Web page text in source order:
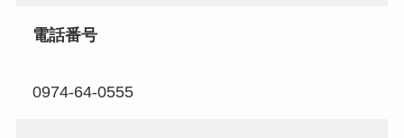
電話番号
0974-64-0555